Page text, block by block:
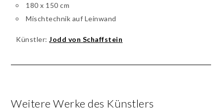
180 x 150 cm
Mischtechnik auf Leinwand
Künstler:Jodd von Schaffstein
Weitere Werke des Künstlers